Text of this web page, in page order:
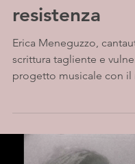
resistenza
Erica Meneguzzo,
scrittura tagliente e
progetto musicale con il